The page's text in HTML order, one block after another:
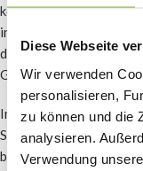
Diese Webseite
Wir verwenden
personalisieren,
zu können und die
analysieren.
Verwendung
können die Blätter
in Trockenperioden,
den portugiesischen
Gleichgewicht.
Im Frühjahr können Sie
Sie den Boden mit
besser wächst, zum